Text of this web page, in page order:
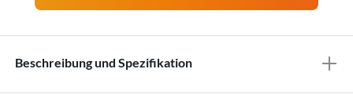
Beschreibung und Spezifikation